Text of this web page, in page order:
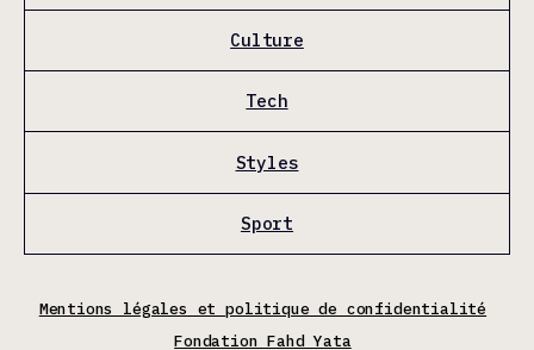
Culture
Tech
Styles
Sport
Mentions légales et politique de confidentialité
Fondation Fahd Yata